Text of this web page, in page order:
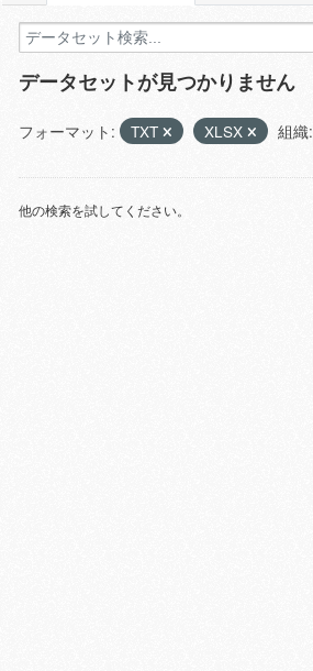
データセットが見つかりません
フォーマット: TXT XLSX 組織:
他の検索を試してください。